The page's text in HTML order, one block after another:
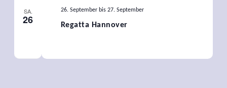
SA.
26 Regatta Hannover
26. Septemberbis 27. September